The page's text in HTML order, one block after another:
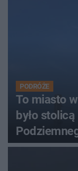
PODRÓŻE
To miasto
było
pielgrzym